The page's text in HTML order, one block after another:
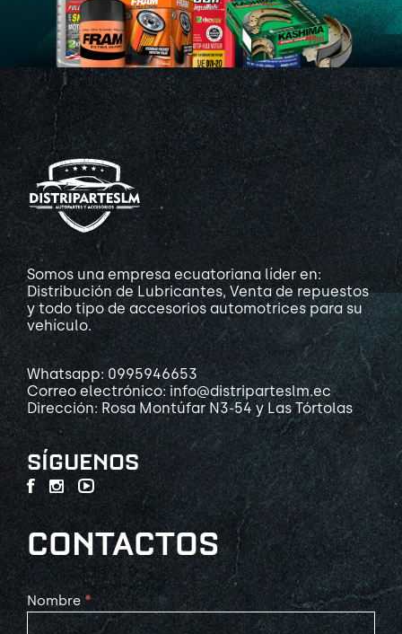
Somos una empresa ecuatoriana líder en:
Distribución de Lubricantes, Venta de repuestos
y todo tipo de accesorios automotrices para su
vehículo.
Whatsapp: 0995946653
Correo electrónico: info@distriparteslm.ec
Dirección: Rosa Montúfar N3-54 y Las Tórtolas
SÍGUENOS
CONTACTOS
Contact
Us
Nombre *